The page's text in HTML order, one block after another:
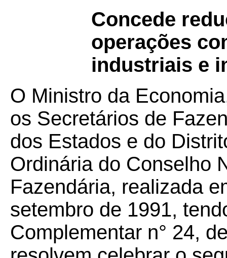
Concede
operações
industriais e
O Ministro da
os Secretários de
dos Estados e do
Ordinária do Conselho
Fazendária, realizada
setembro de 1991,
Complementar n° 24,